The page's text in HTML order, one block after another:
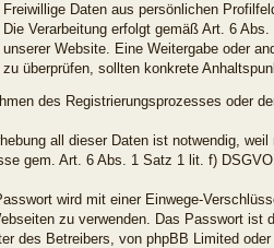
Freiwillige Daten aus persönlichen
Die Verarbeitung erfolgt gemäß Art. 6
unserer Website. Eine Weitergabe oder
zu überprüfen, sollten konkrete
des Registrierungsprozesses oder
all dieser Daten ist notwendig,
gem. Art. 6 Abs. 1 Satz 1 lit. f) DSGVO
wird mit einer Einwege-
zu verwenden. Das Passwort ist
des Betreibers, von phpBB Limited